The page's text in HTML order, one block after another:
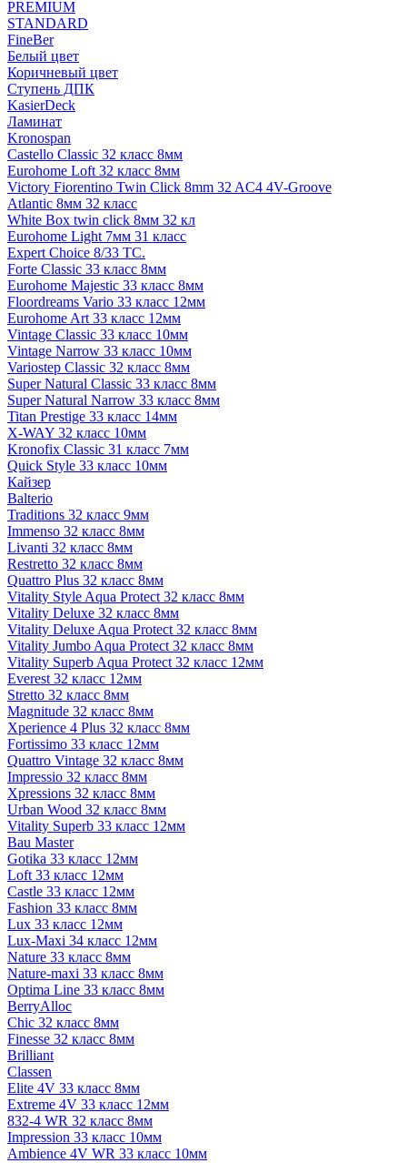
PREMIUM
STANDARD
FineBer
Белый цвет
Коричневый цвет
Ступень ДПК
KasierDeck
Ламинат
Kronospan
Castello Classic 32 класс 8мм
Eurohome Loft 32 класс 8мм
Victory Fiorentino Twin Click 8mm 32 AC4 4V-Groove
Atlantic 8мм 32 класс
White Box twin click 8мм 32 кл
Eurohome Light 7мм 31 класс
Expert Choice 8/33 TC.
Forte Classic 33 класс 8мм
Eurohome Majestic 33 класс 8мм
Floordreams Vario 33 класс 12мм
Eurohome Art 33 класс 12мм
Vintage Classic 33 класс 10мм
Vintage Narrow 33 класс 10мм
Variostep Classic 32 класс 8мм
Super Natural Classic 33 класс 8мм
Super Natural Narrow 33 класс 8мм
Titan Prestige 33 класс 14мм
X-WAY 32 класс 10мм
Kronofix Classic 31 класс 7мм
Quick Style 33 класс 10мм
Кайзер
Balterio
Traditions 32 класс 9мм
Immenso 32 класс 8мм
Livanti 32 класс 8мм
Restretto 32 класс 8мм
Quattro Plus 32 класс 8мм
Vitality Style Aqua Protect 32 класс 8мм
Vitality Deluxe 32 класс 8мм
Vitality Deluxe Aqua Protect 32 класс 8мм
Vitality Jumbo Aqua Protect 32 класс 8мм
Vitality Superb Aqua Protect 32 класс 12мм
Everest 32 класс 12мм
Stretto 32 класс 8мм
Magnitude 32 класс 8мм
Xperience 4 Plus 32 класс 8мм
Fortissimo 33 класс 12мм
Quattro Vintage 32 класс 8мм
Impressio 32 класс 8мм
Xpressions 32 класс 8мм
Urban Wood 32 класс 8мм
Vitality Superb 33 класс 12мм
Bau Master
Gotika 33 класс 12мм
Loft 33 класс 12мм
Castle 33 класс 12мм
Fashion 33 класс 8мм
Lux 33 класс 12мм
Lux-Maxi 34 класс 12мм
Nature 33 класс 8мм
Nature-maxi 33 класс 8мм
Optima Line 33 класс 8мм
BerryAlloc
Chic 32 класс 8мм
Finesse 32 класс 8мм
Brilliant
Classen
Elite 4V 33 класс 8мм
Extreme 4V 33 класс 12мм
832-4 WR 32 класс 8мм
Impression 33 класс 10мм
Ambience 4V WR 33 класс 10мм